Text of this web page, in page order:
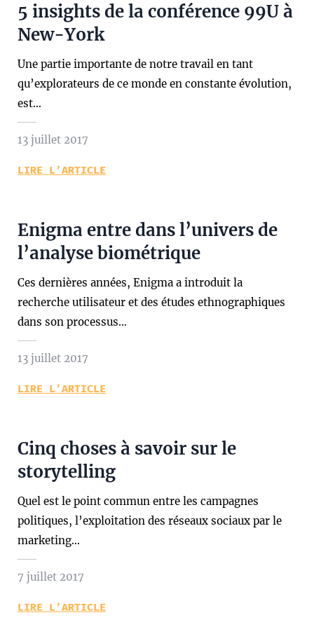
5 insights de la conférence 99U à
New-York
Une partie importante de notre travail en tant
qu’explorateurs de ce monde en constante évolution,
est…
13 juillet 2017
LIRE L’ARTICLE
Enigma entre dans l’univers de
l’analyse biométrique
Ces dernières années, Enigma a introduit la
recherche utilisateur et des études ethnographiques
dans son processus…
13 juillet 2017
LIRE L’ARTICLE
Cinq choses à savoir sur le
storytelling
Quel est le point commun entre les campagnes
politiques, l’exploitation des réseaux sociaux par le
marketing…
7 juillet 2017
LIRE L’ARTICLE